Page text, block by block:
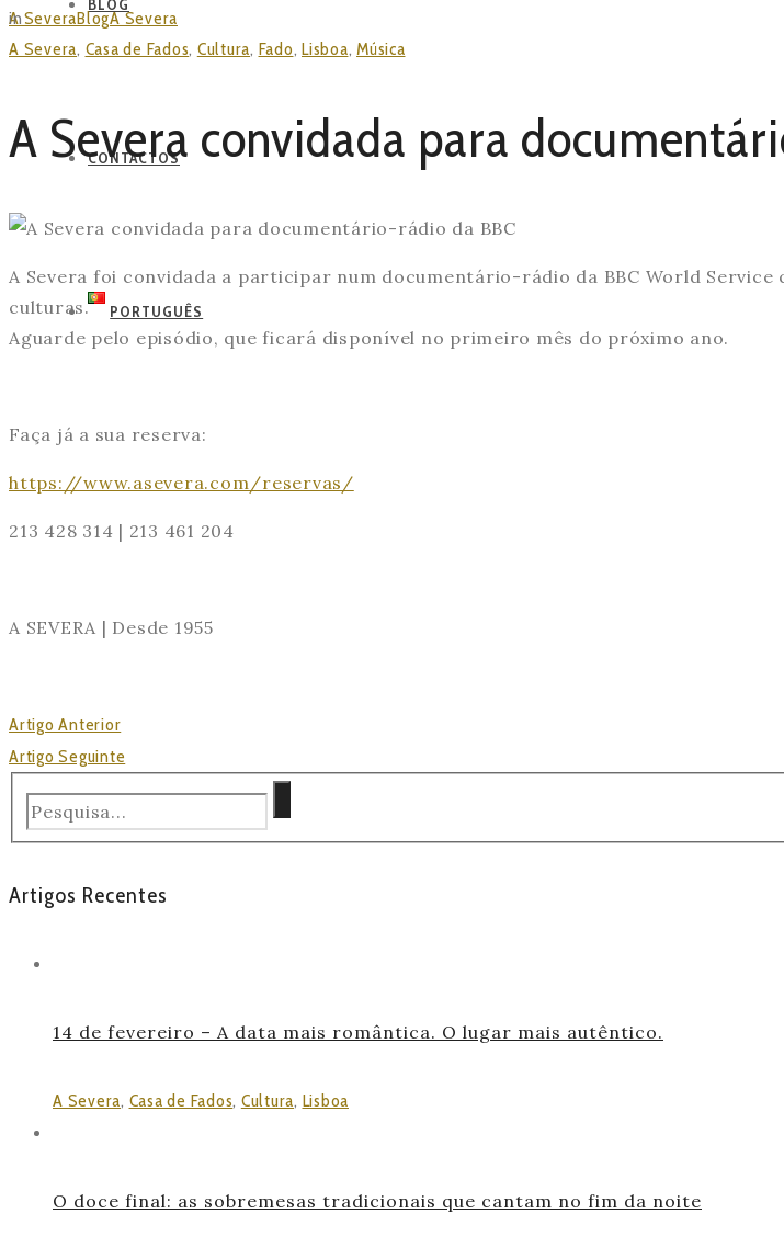
BLOG
CONTACTOS
PORTUGUÊS
A SeveraBlogA Severa
in
A Severa, Casa de Fados, Cultura, Fado, Lisboa, Música
A Severa convidada para
A Severa foi convidada a participar num documentário-rádio da BBC World
culturas.
Aguarde pelo episódio, que ficará disponível no primeiro mês do próximo ano.
Faça já a sua reserva:
https://www.asevera.com/reservas/
213 428 314 | 213 461 204
A SEVERA | Desde 1955
Artigo Anterior
Artigo Seguinte
Artigos Recentes
14 de fevereiro – A data mais romântica. O lugar mais autêntico.
A Severa, Casa de Fados, Cultura, Lisboa
O doce final: as sobremesas tradicionais que cantam no fim da noite